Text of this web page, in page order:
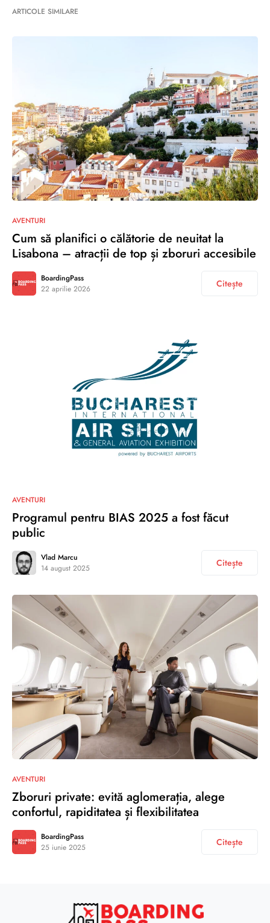
ARTICOLE SIMILARE
AVENTURI
Cum să planifici o călătorie de neuitat la
Lisabona – atracții de top și zboruri accesibile
BoardingPass
22 aprilie 2026
Citește
AVENTURI
Programul pentru BIAS 2025 a fost făcut
public
Vlad Marcu
14 august 2025
Citește
AVENTURI
Zboruri private: evită aglomerația, alege
confortul, rapiditatea și flexibilitatea
BoardingPass
25 iunie 2025
Citește